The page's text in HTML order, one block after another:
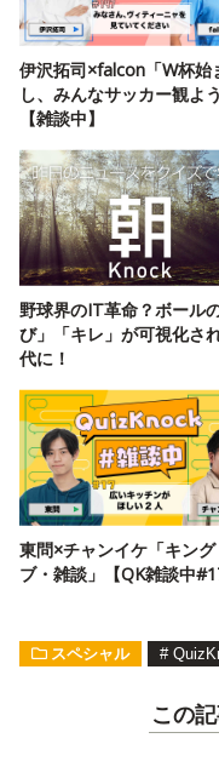
伊沢拓司×falcon「W杯始
し、みんなサッカー観よ
【雑談中】
野球界のIT革命？ボール
び」「キレ」が可視化さ
代に！
東問×チャンイケ「キング
ブ・雑談」【QK雑談中
スペシャル #
この